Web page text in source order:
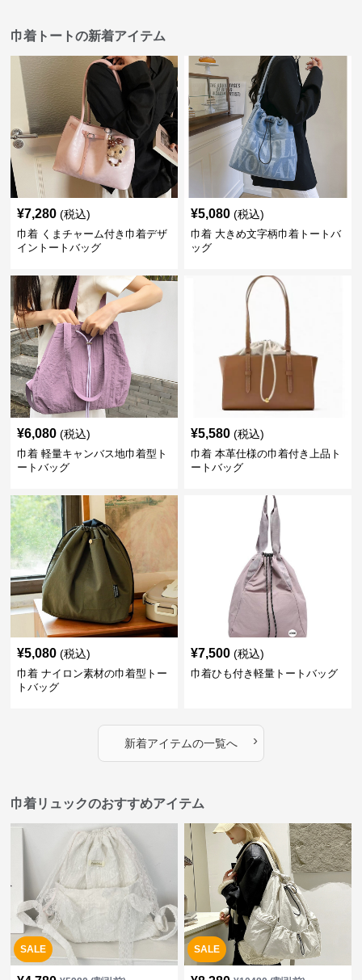
巾着トートの新着アイテム
¥7,280 (税込)
巾着 くまチャーム付き巾着デザ
イントートバッグ
¥5,080 (税込)
巾着 大きめ文字柄巾着トートバ
ッグ
¥6,080 (税込)
巾着 軽量キャンバス地巾着型ト
ートバッグ
¥5,580 (税込)
巾着 本革仕様の巾着付き上品ト
ートバッグ
¥5,080 (税込)
巾着 ナイロン素材の巾着型トー
トバッグ
¥7,500 (税込)
巾着ひも付き軽量トートバッグ
新着アイテムの一覧へ ›
巾着リュックのおすすめアイテム
SALE SALE